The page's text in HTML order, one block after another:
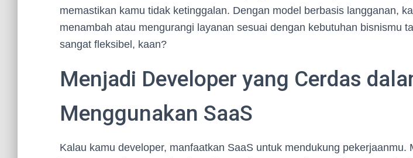
memastikan kamu tidak ketinggalan. Dengan model berbasis langganan,
menambah atau mengurangi layanan sesuai dengan kebutuhan bisnismu
sangat fleksibel, kaan?
Menjadi Developer yang Cerdas
Menggunakan SaaS
Kalau kamu developer, manfaatkan SaaS untuk mendukung pekerjaanmu.